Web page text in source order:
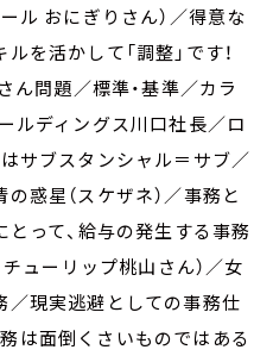
ル おにぎりさん）／得意な
を活かして「調整」です！
ん問題／標準・基準／カラ
ルディングス川口社長／ロ
サブスタンシャル＝サブ／
惑星（スケザネ）／事務と
とって、給与の発生する事務
チューリップ桃山さん）／女
／現実逃避としての事務仕
は面倒くさいものではある